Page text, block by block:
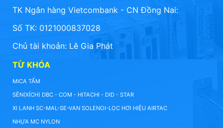
TK Ngân hàng Vietcombank - CN Đồng Nai:
Số TK: 0121000837028
Chủ tài khoản: Lê Gia Phát
TỪ KHÓA
MICA TẤM
SÊN(XÍCH) DBC - COM - HITACHI - DID - STAR
XI LANH SC-MAL-SE-VAN SOLENOI-LỌC HƠI HIỆU AIRTAC
NHỰA MC NYLON